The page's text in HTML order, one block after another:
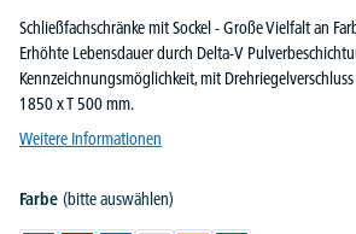
Schließfachschränke mit Sockel - Große Vielfalt an
Erhöhte Lebensdauer durch Delta-V
Kennzeichnungsmöglichkeit, mit
1850 x T 500 mm.
Weitere Informationen
Farbe (bitte auswählen)